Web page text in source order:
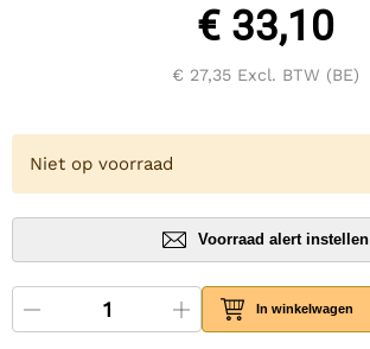
€ 33,10
€ 27,35 Excl. BTW (BE)
Niet op voorraad
Voorraad alert instellen
In winkelwagen